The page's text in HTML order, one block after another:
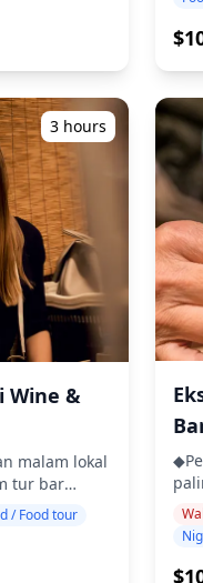
yang
yang
cocok
yang
c8ad-
5ef9-
f9cc-
00d9-
oleh
bahwa
terpisah dari
menjamin
Kushiro,
laut
Kushiro
dan juga
supakatsu
babi).
hanasaki,
kelas B
menikmati
masakan
hiburan
ratusan
Di
segar
kota
izakaya dan
belanja ◆Info
20
・
&
& Yoichi
Tur
yang
dan
laut
budaya
Anda ・
yang
setempat
masing
warung
dengan
・Tip ・
makanan
biaya tur
untuk
harus
di
wisatawan.
・
pribadi
3 hours
Wine &
malam lokal
tur bar
izakaya
rasa
babi)
Tokachi,
/ Food tour